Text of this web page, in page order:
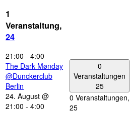
1
Veranstaltung,
24
21:00 - 4:00
The Dark Mønday
@Dunckerclub
Berlin
24. August @
21:00 - 4:00
0
Veranstaltungen
25
0 Veranstaltungen,
25